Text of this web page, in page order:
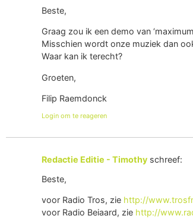
Beste,
Graag zou ik een demo van
Misschien wordt onze muziek dan
Waar kan ik terecht?
Groeten,
Filip Raemdonck
Login om te reageren
Redactie Editie - Timothy schreef:
Beste,
voor Radio Tros, zie http://
voor Radio Beiaard, zie http://